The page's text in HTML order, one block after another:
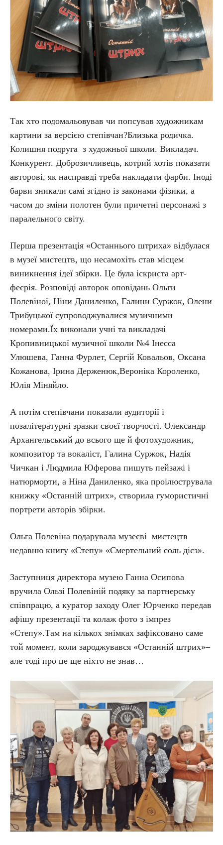
Так хто подомальовував чи попсував художникам
картини за версією степівчан?Близька родичка.
Колишня подруга з художньої школи. Викладач.
Конкурент. Доброзичливець, котрий хотів показати
авторові, як насправді треба накладати фарби. Іноді
барви зникали самі згідно із законами фізики, а
часом до зміни полотен були причетні персонажі з
паралельного світу.
Перша презентація «Останнього штриха» відбулася
в музеї мистецтв, що несамохіть став місцем
виникнення ідеї збірки. Це була іскриста арт-
феєрія. Розповіді авторок оповідань Ольги
Полевіної, Ніни Даниленко, Галини Суржок, Олени
Трибуцької супроводжувалися музичними
номерами.Їх виконали учні та викладачі
Кропивницької музичної школи №4 Інесса
Улюшева, Ганна Фурлет, Сергій Ковальов, Оксана
Кожанова, Ірина Держенюк,Вероніка Короленко,
Юлія Міняйло.
А потім степівчани показали аудиторії і
позалітературні зразки своєї творчості. Олександр
Архангельський до всього ще й фотохудожник,
композитор та вокаліст, Галина Суржок, Надія
Чичкан і Людмила Юферова пишуть пейзажі і
натюрморти, а Ніна Даниленко, яка проілюструвала
книжку «Останній штрих», створила гумористичні
портрети авторів збірки.
Ольга Полевіна подарувала музеєві мистецтв
недавню книгу «Степу» «Смертельний соль дієз».
Заступниця директора музею Ганна Осипова
вручила Ользі Полевіній подяку за партнерську
співпрацю, а куратор заходу Олег Юрченко передав
афішу презентації та колаж фото з імпрез
«Степу».Там на кількох знімках зафіксовано саме
той момент, коли зароджувався «Останній штрих»–
але тоді про це ще ніхто не знав…